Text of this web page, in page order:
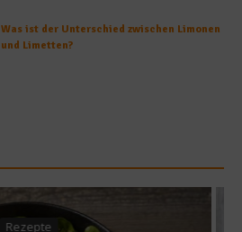
Was ist der Unterschied zwischen Limonen
und Limetten?